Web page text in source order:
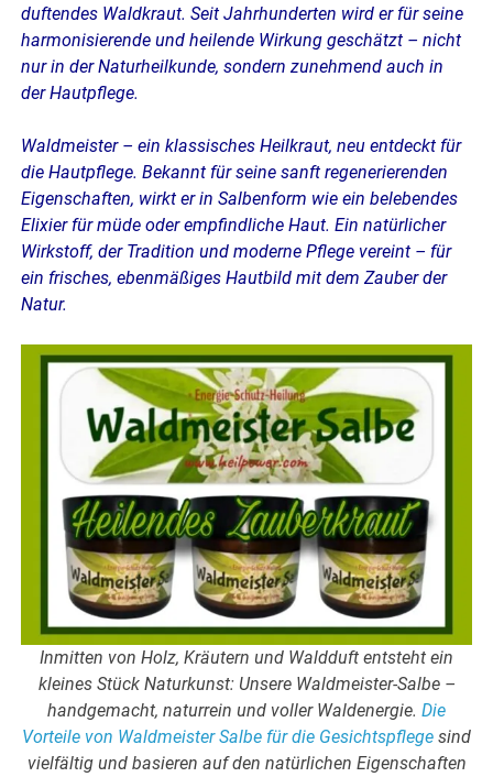
duftendes Waldkraut. Seit Jahrhunderten wird er für seine
harmonisierende und heilende Wirkung geschätzt – nicht
nur in der Naturheilkunde, sondern zunehmend auch in
der Hautpflege.
Waldmeister – ein klassisches Heilkraut, neu entdeckt für
die Hautpflege. Bekannt für seine sanft regenerierenden
Eigenschaften, wirkt er in Salbenform wie ein belebendes
Elixier für müde oder empfindliche Haut. Ein natürlicher
Wirkstoff, der Tradition und moderne Pflege vereint – für
ein frisches, ebenmäßiges Hautbild mit dem Zauber der
Natur.
Inmitten von Holz, Kräutern und Waldduft entsteht ein
kleines Stück Naturkunst: Unsere Waldmeister-Salbe –
handgemacht, naturrein und voller Waldenergie. Die
Vorteile von Waldmeister Salbe für die Gesichtspflege sind
vielfältig und basieren auf den natürlichen Eigenschaften